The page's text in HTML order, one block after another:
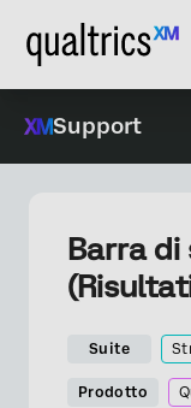
Support
Barra di
Suite
Prodotto